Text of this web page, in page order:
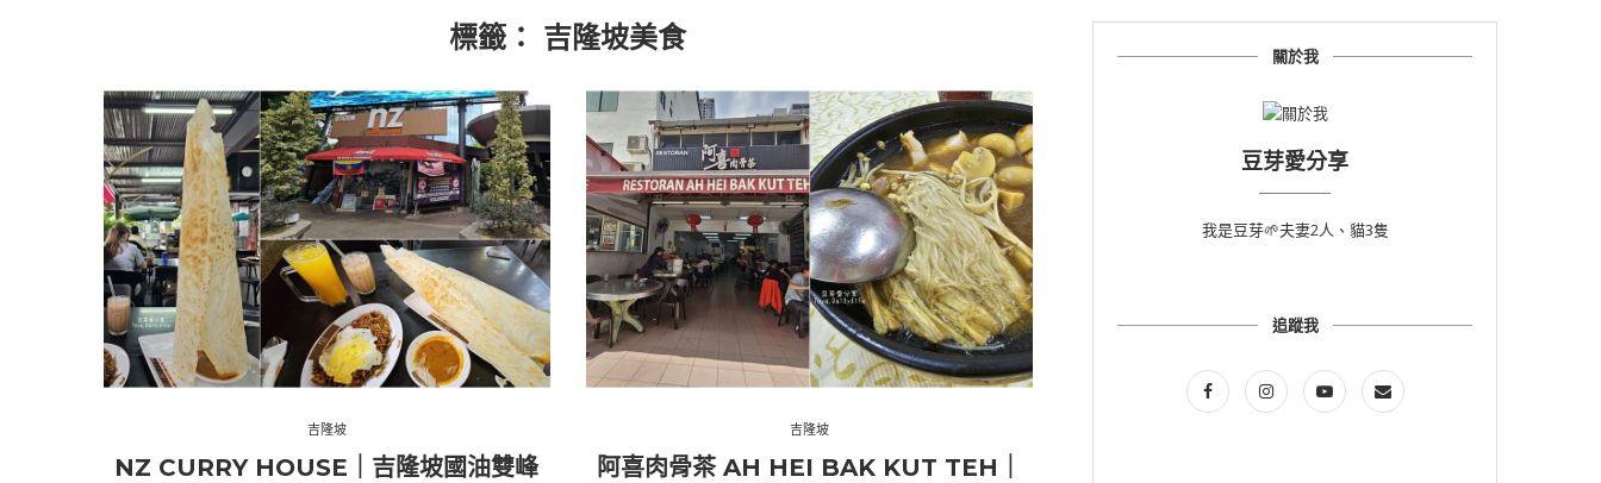
標籤： 吉隆坡美食
吉隆坡
NZ CURRY HOUSE｜吉隆坡國油雙峰
吉隆坡
阿喜肉骨茶 AH HEI BAK KUT TEH｜
關於我
豆芽愛分享
我是豆芽🌱夫妻2人、貓3隻
追蹤我